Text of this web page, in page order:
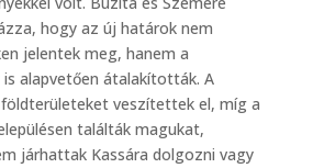
hogy az új határok nem
jelentek meg, hanem a
alapvetően átalakították. A
veszítettek el, míg a
találták magukat,
járhattak Kassára dolgozni vagy